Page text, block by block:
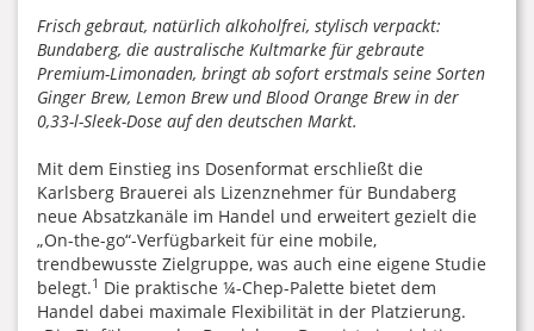
Frisch gebraut, natürlich alkoholfrei, stylisch verpackt:
Bundaberg, die australische Kultmarke für gebraute
Premium-Limonaden, bringt ab sofort erstmals seine Sorten
Ginger Brew, Lemon Brew und Blood Orange Brew in der
0,33-l-Sleek-Dose auf den deutschen Markt.
Mit dem Einstieg ins Dosenformat erschließt die
Karlsberg Brauerei als Lizenznehmer für Bundaberg
neue Absatzkanäle im Handel und erweitert gezielt die
„On-the-go“-Verfügbarkeit für eine mobile,
trendbewusste Zielgruppe, was auch eine eigene Studie
belegt.1 Die praktische ¼-Chep-Palette bietet dem
Handel dabei maximale Flexibilität in der Platzierung.